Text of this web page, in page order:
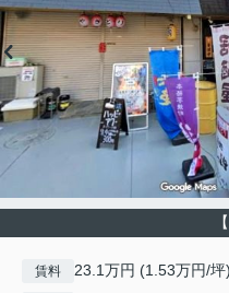
賃料 23.1万円 (1.53万円/